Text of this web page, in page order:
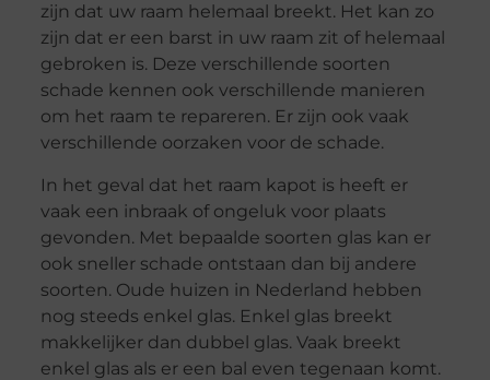
zijn dat uw raam helemaal breekt. Het kan zo
zijn dat er een barst in uw raam zit of helemaal
gebroken is. Deze verschillende soorten
schade kennen ook verschillende manieren
om het raam te repareren. Er zijn ook vaak
verschillende oorzaken voor de schade.
In het geval dat het raam kapot is heeft er
vaak een inbraak of ongeluk voor plaats
gevonden. Met bepaalde soorten glas kan er
ook sneller schade ontstaan dan bij andere
soorten. Oude huizen in Nederland hebben
nog steeds enkel glas. Enkel glas breekt
makkelijker dan dubbel glas. Vaak breekt
enkel glas als er een bal even tegenaan komt.